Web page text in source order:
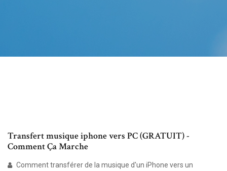
Transfert musique iphone vers PC (GRATUIT) -
Comment Ça Marche
Comment transférer de la musique d'un iPhone vers un